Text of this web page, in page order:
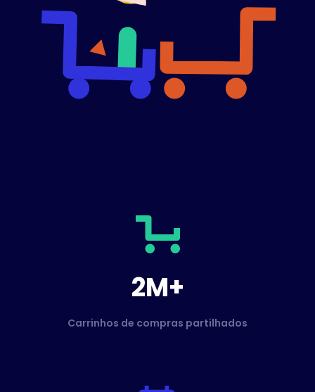
2M+
Carrinhos de compras partilhados